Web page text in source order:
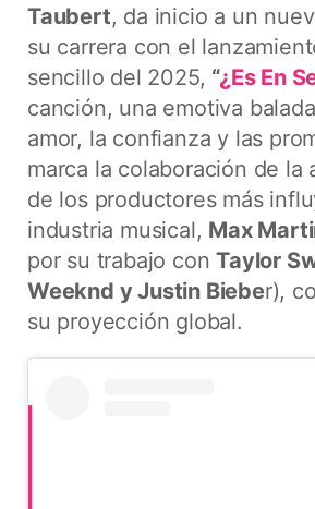
Taubert, da inicio a un
su carrera con el
sencillo del 2025, “¿Es En
canción, una emotiva
amor, la confianza y las
marca la colaboración de la
de los productores más
industria musical, Max
por su trabajo conTaylor
Weeknd y Justin Bieber),
su proyección global.